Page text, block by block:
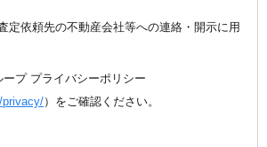
定依頼先の不動産会社等への連絡・開示に用
プ プライバシーポリシー
）をご確認ください。